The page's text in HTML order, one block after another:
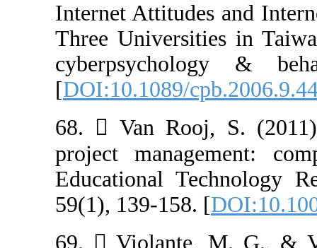
Internet
Three
[DOI:10.1089/
68.  Van
project
Educational
59(1), 139-158.
69. 